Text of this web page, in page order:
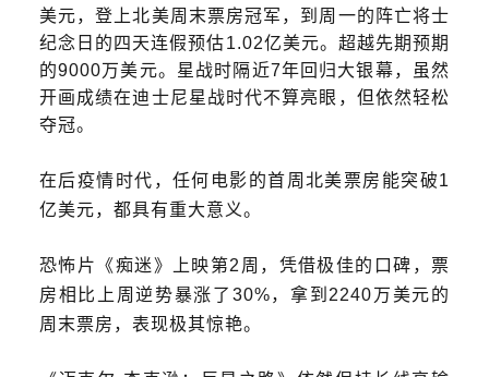
美元，登上北美周末票房冠军，到周一的阵亡将士
纪念日的四天连假预估1.02亿美元。超越先期预期
的9000万美元。 星战时隔近7年回归大银幕，虽然
开画成绩在迪士尼星战时代不算亮眼，但依然轻松
夺冠。
在后疫情时代，任何电影的首周北美票房能突破1
亿美元，都具有重大意义。
恐怖片《痴迷》上映第2周，凭借极佳的口碑，票
房相比上周逆势暴涨了30%，拿到2240万美元的
周末票房，表现极其惊艳。